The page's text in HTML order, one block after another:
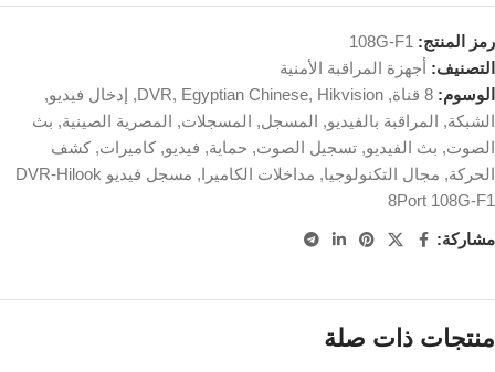
رمز المنتج: 108G-F1
التصنيف: أجهزة المراقبة الأمنية
الوسوم: 8 قناة ,
DVR, Egyptian Chinese, Hikvision
, إدخال فيديو,
الشبكة, المراقبة بالفيديو, المسجل, المسجلات, المصرية الصينية, بث
الصوت, بث الفيديو, تسجيل الصوت, حماية, فيديو, كاميرات, كشف
الحركة, مجال التكنولوجيا, مداخلات الكاميرا,
مسجل فيديو DVR-Hilook
8Port 108G-F1
مشاركة:
منتجات ذات صلة